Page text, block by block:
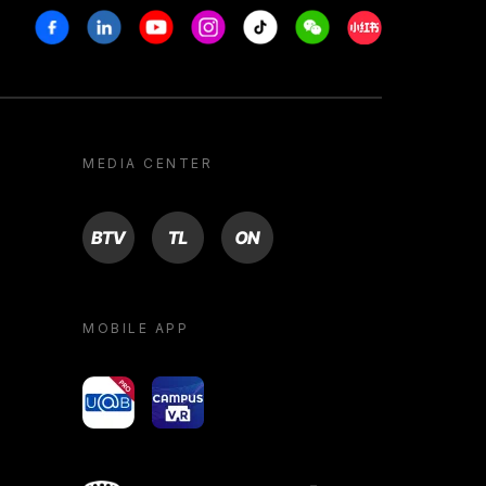
FacebookLinkedinYoutubeInstagram
Tiktok WeechatXiaohongshu/
MEDIA CENTER
BTV TL ON
MOBILE APP
yoU@B Campus VR